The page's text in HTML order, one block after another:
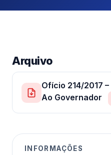
Arquivo
Ofício 214/2017
Ao Governador
INFORMAÇÕES